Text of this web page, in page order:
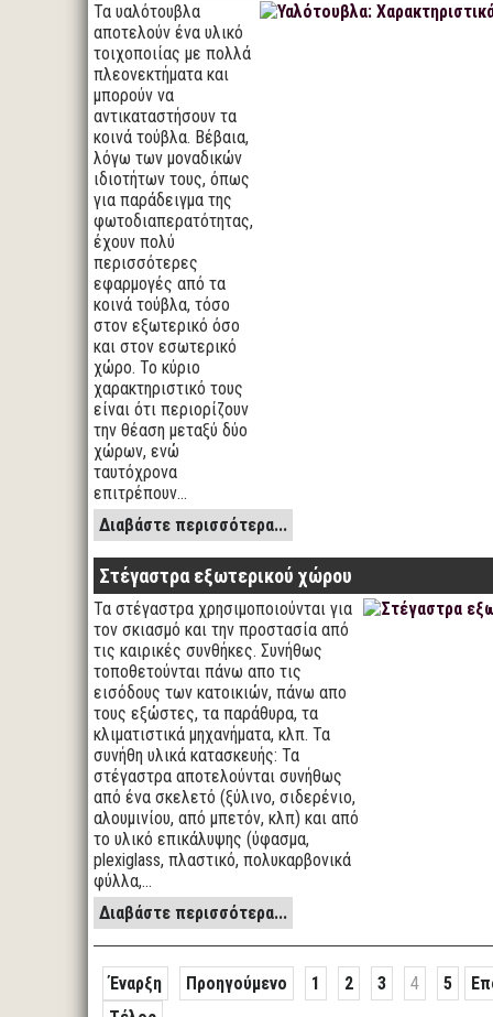
Τα υαλότουβλα
αποτελούν ένα υλικό
τοιχοποιίας με πολλά
πλεονεκτήματα και
μπορούν να
αντικαταστήσουν τα
κοινά τούβλα. Βέβαια,
λόγω των μοναδικών
ιδιοτήτων τους, όπως
για παράδειγμα της
φωτοδιαπερατότητας,
έχουν πολύ
περισσότερες
εφαρμογές από τα
κοινά τούβλα, τόσο
στον εξωτερικό όσο
και στον εσωτερικό
χώρο. Το κύριο
χαρακτηριστικό τους
είναι ότι περιορίζουν
την θέαση μεταξύ δύο
χώρων, ενώ
ταυτόχρονα
επιτρέπουν…
Διαβάστε περισσότερα...
Στέγαστρα εξωτερικού χώρου
Τα στέγαστρα χρησιμοποιούνται για
τον σκιασμό και την προστασία από
τις καιρικές συνθήκες. Συνήθως
τοποθετούνται πάνω απο τις
εισόδους των κατοικιών, πάνω απο
τους εξώστες, τα παράθυρα, τα
κλιματιστικά μηχανήματα, κλπ. Τα
συνήθη υλικά κατασκευής: Τα
στέγαστρα αποτελούνται συνήθως
από ένα σκελετό (ξύλινο, σιδερένιο,
αλουμινίου, από μπετόν, κλπ) και από
το υλικό επικάλυψης (ύφασμα,
plexiglass, πλαστικό, πολυκαρβονικά
φύλλα,…
Διαβάστε περισσότερα...
Έναρξη Προηγούμενο 1 2 3 4 5